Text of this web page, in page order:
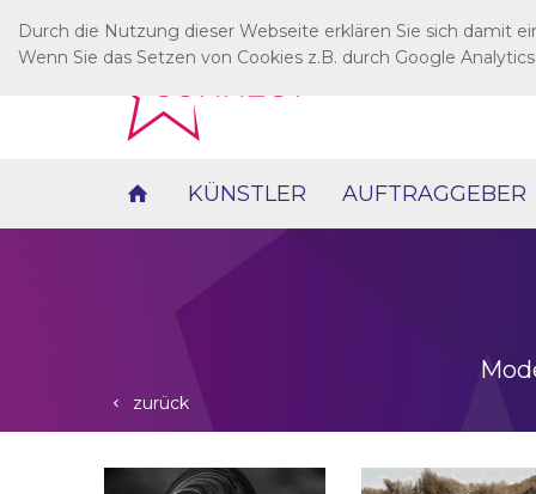
KÜNSTLER AUFTRAGGEBER
zurück
Durch die Nutzung dieser Webseite erklären Sie sich damit
Wenn Sie das Setzen von Cookies z.B. durch Google